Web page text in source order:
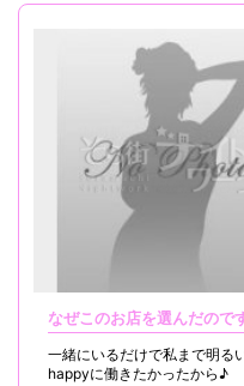
なぜこのお店を選んだので
一緒にいるだけで私まで明る
happyに働きたかったから♪